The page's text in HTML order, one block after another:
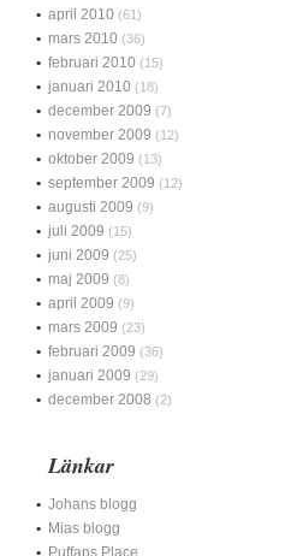
april 2010 (61)
mars 2010 (36)
februari 2010 (15)
januari 2010 (18)
december 2009 (7)
november 2009 (12)
oktober 2009 (13)
september 2009 (12)
augusti 2009 (9)
juli 2009 (15)
juni 2009 (25)
maj 2009 (8)
april 2009 (9)
mars 2009 (23)
februari 2009 (36)
januari 2009 (29)
december 2008 (2)
Länkar
Johans blogg
Mias blogg
Puffans Place